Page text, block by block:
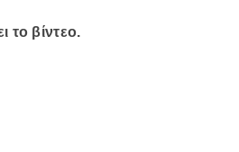
το βίντεο.